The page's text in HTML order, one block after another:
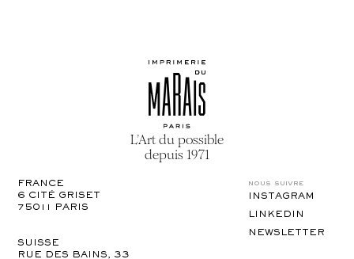
L’Art du possible
depuis 1971
FRANCE
6 CITÉ GRISET
75011 PARIS
SUISSE
RUE DES BAINS, 33
nous suivre
INSTAGRAM
LINKEDIN
NEWSLETTER